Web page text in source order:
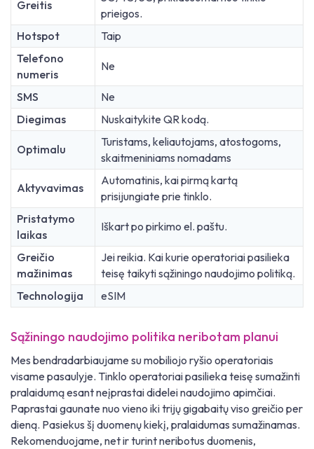
Greitis
prieigos.
Hotspot
Taip
Telefono
numeris
Ne
SMS
Ne
Diegimas
Nuskaitykite QR kodą.
Optimalu
Turistams, keliautojams, atostogoms,
skaitmeniniams nomadams
Aktyvavimas
Automatinis, kai pirmą kartą
prisijungiate prie tinklo.
Pristatymo
laikas
Iškart po pirkimo el. paštu.
Greičio
mažinimas
Jei reikia. Kai kurie operatoriai pasilieka
teisę taikyti sąžiningo naudojimo politiką.
Technologija
eSIM
Sąžiningo naudojimo politika neribotam planui
Mes bendradarbiaujame su mobiliojo ryšio operatoriais
visame pasaulyje. Tinklo operatoriai pasilieka teisę sumažinti
pralaidumą esant neįprastai didelei naudojimo apimčiai.
Paprastai gaunate nuo vieno iki trijų gigabaitų viso greičio per
dieną. Pasiekus šį duomenų kiekį, pralaidumas sumažinamas.
Rekomenduojame, net ir turint neribotus duomenis,